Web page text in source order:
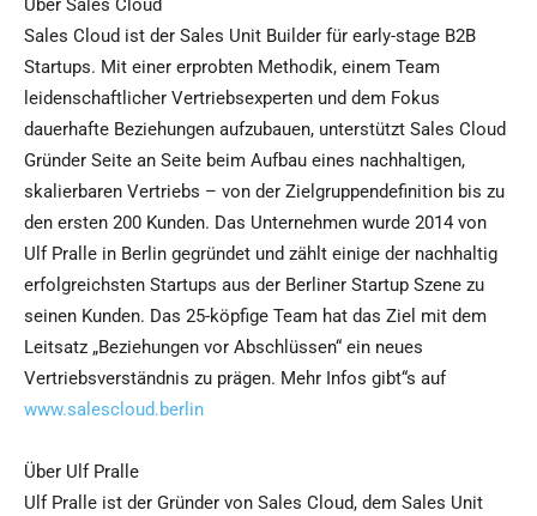
Über Sales Cloud
Sales Cloud ist der Sales Unit Builder für early-stage B2B
Startups. Mit einer erprobten Methodik, einem Team
leidenschaftlicher Vertriebsexperten und dem Fokus
dauerhafte Beziehungen aufzubauen, unterstützt Sales Cloud
Gründer Seite an Seite beim Aufbau eines nachhaltigen,
skalierbaren Vertriebs – von der Zielgruppendefinition bis zu
den ersten 200 Kunden. Das Unternehmen wurde 2014 von
Ulf Pralle in Berlin gegründet und zählt einige der nachhaltig
erfolgreichsten Startups aus der Berliner Startup Szene zu
seinen Kunden. Das 25-köpfige Team hat das Ziel mit dem
Leitsatz „Beziehungen vor Abschlüssen“ ein neues
Vertriebsverständnis zu prägen. Mehr Infos gibt“s auf
www.salescloud.berlin
Über Ulf Pralle
Ulf Pralle ist der Gründer von Sales Cloud, dem Sales Unit